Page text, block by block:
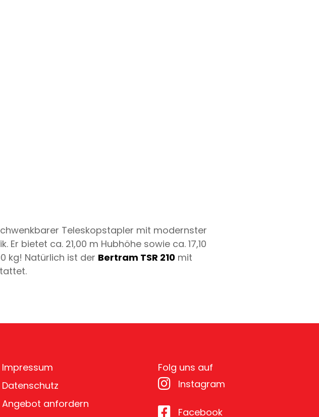
Teleskopstapler mit modernster
bietet ca. 21,00 m Hubhöhe sowie ca. 17,10
kg! Natürlich ist der Bertram TSR 210 mit
Impressum
Datenschutz
Angebot anfordern
Folg uns auf
Instagram
Facebook